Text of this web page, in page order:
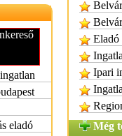
eladó
Eladó
Ipari
Még